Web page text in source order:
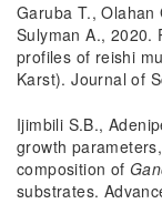
Garuba T., Olahan
Sulyman A., 2020.
profiles of reishi
Karst). Journal of
Ijimbili S.B.,
growth
composition of
substrates.